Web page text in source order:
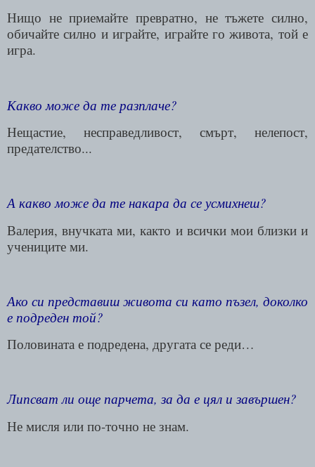
Нищо не приемайте превратно, не тъжете силно,
обичайте силно и играйте, играйте го живота, той е
игра.
Какво може да те разплаче?
Нещастие, несправедливост, смърт, нелепост,
предателство...
А какво може да те накара да се усмихнеш?
Валерия, внучката ми, както и всички мои близки и
учениците ми.
Ако си представиш живота си като пъзел, доколко
е подреден той?
Половината е подредена, другата се реди…
Липсват ли още парчета, за да е цял и завършен?
Не мисля или по-точно не знам.